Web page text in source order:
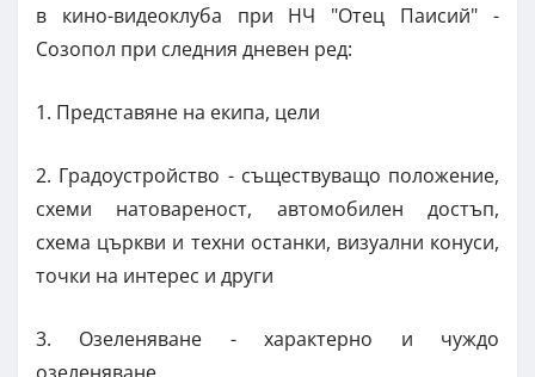
в кино-видеоклуба при НЧ "Отец Паисий" -
Созопол при следния дневен ред:
1. Представяне на екипа, цели
2. Градоустройство - съществуващо положение,
схеми натовареност, автомобилен достъп,
схема църкви и техни останки, визуални конуси,
точки на интерес и други
3. Озеленяване - характерно и чуждо